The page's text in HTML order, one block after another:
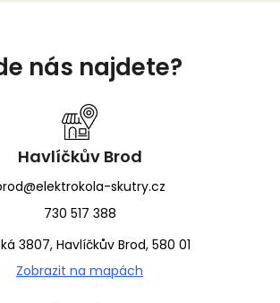
nás najdete?
Havlíčkův Brod
skutry.cz
730 517 388
3807, Havlíčkův Brod, 580 01
Zobrazit na mapách